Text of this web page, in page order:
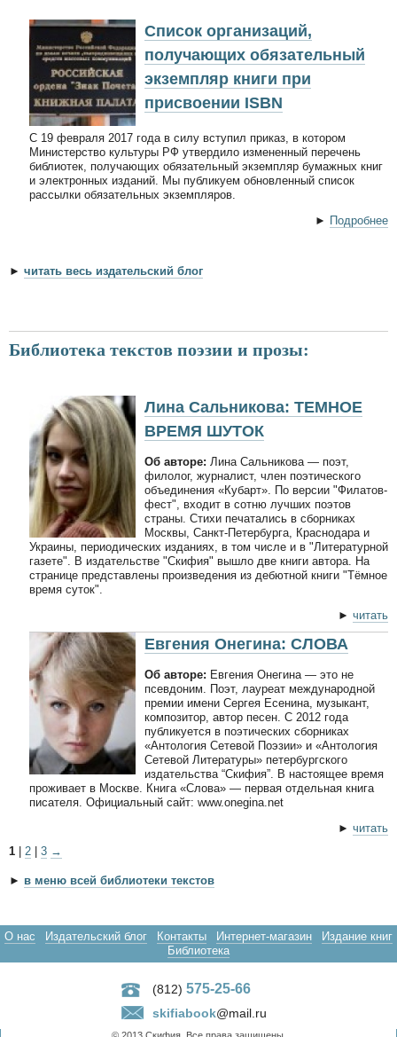
Список организаций,
получающих обязательный
экземпляр книги при
присвоении ISBN
С 19 февраля 2017 года в силу вступил приказ, в котором
Министерство культуры РФ утвердило измененный перечень
библиотек, получающих обязательный экземпляр бумажных книг
и электронных изданий. Мы публикуем обновленный список
рассылки обязательных экземпляров.
► Подробнее
► читать весь издательский блог
Библиотека текстов поэзии и прозы:
Лина Сальникова: ТЕМНОЕ
ВРЕМЯ ШУТОК
Об авторе: Лина Сальникова — поэт,
филолог, журналист, член поэтического
объединения «Кубарт». По версии "Филатов-
фест", входит в сотню лучших поэтов
страны. Стихи печатались в сборниках
Москвы, Санкт-Петербурга, Краснодара и
Украины, периодических изданиях, в том числе и в "Литературной
газете". В издательстве "Скифия" вышло две книги автора. На
странице представлены произведения из дебютной книги "Тёмное
время суток".
► читать
Евгения Онегина: СЛОВА
Об авторе: Евгения Онегина — это не
псевдоним. Поэт, лауреат международной
премии имени Сергея Есенина, музыкант,
композитор, автор песен. С 2012 года
публикуется в поэтических сборниках
«Антология Сетевой Поэзии» и «Антология
Сетевой Литературы» петербургского
издательства “Скифия”. В настоящее время
проживает в Москве. Книга «Слова» — первая отдельная книга
писателя. Официальный сайт: www.onegina.net
► читать
1
2 3 →
► в меню всей библиотеки текстов
О нас Издательский блог Контакты Интернет-магазин
Издание книг
Библиотека
(812) 575-25-66
skifiabook@mail.ru